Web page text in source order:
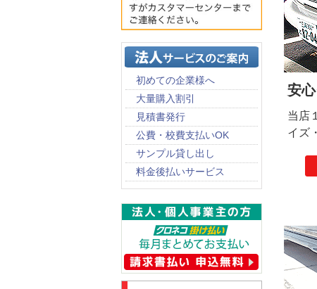
初めての企業様へ
大量購入割引
見積書発行
公費・校費支払いOK
サンプル貸し出し
料金後払いサービス
安
当店
イズ